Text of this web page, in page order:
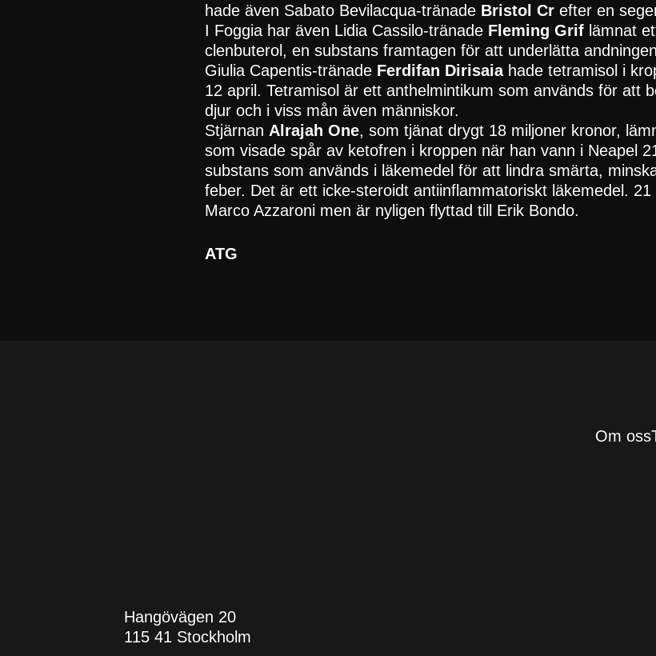
hade även Sabato Bevilacqua-tränade Bristol Crefter en
I Foggia har även Lidia Cassilo-tränade Fleming Griflämnat
clenbuterol, en substans framtagen för att underlätta
Giulia Capentis-tränade Ferdifan Dirisaiahade tetramisol i
12 april. Tetramisol är ett anthelmintikum som används för att
djur och i viss mån även människor.
Stjärnan Alrajah One, som tjänat drygt 18 miljoner kronor,
som visade spår av ketofren i kroppen när han vann i Neapel
substans som används i läkemedel för att lindra smärta,
feber. Det är ett icke-steroidt antiinflammatoriskt läkemedel.
Marco Azzaroni men är nyligen flyttad till Erik Bondo.
ATG
Hangövägen 20
115 41 Stockholm
Om oss